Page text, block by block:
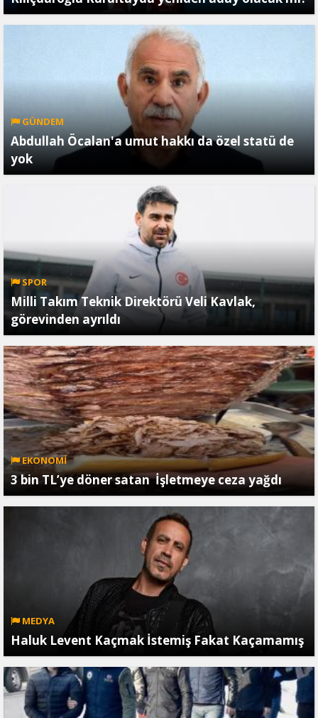
GÜNDEM
Abdullah Öcalan'a umut hakkı da özel statü de
yok
SPOR
Milli Takım Teknik Direktörü Veli Kavlak,
görevinden ayrıldı
EKONOMİ
3 bin TL’ye döner satan İşletmeye ceza yağdı
MEDYA
Haluk Levent Kaçmak İstemiş Fakat Kaçamamış